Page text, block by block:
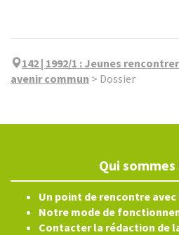
142 | 1992/1 : Jeunes
avenir commun > Dossier
Qui sommes
Un point de rencontre
Notre mode de
Contacter la rédaction de